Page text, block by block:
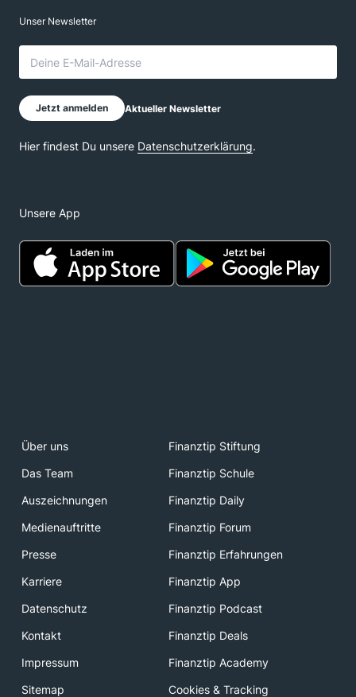
Unsere App
Über uns
Finanztip Stiftung
Das Team
Finanztip Schule
Auszeichnungen
Finanztip Daily
Medienauftritte
Finanztip Forum
Presse
Finanztip Erfahrungen
Karriere
Finanztip App
Datenschutz
Finanztip Podcast
Kontakt
Finanztip Deals
Impressum
Finanztip Academy
Sitemap
Cookies & Tracking